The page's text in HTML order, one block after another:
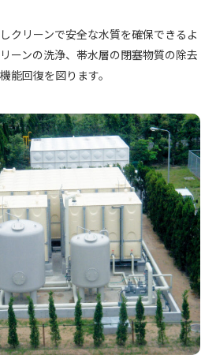
クリーンで安全な水質を確保できるよ
ーンの洗浄、帯水層の閉塞物質の除去
能回復を図ります。